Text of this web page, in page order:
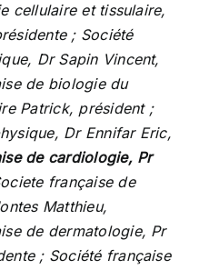
cellulaire et tissulaire,
; Société
Dr Sapin Vincent,
de biologie du
Patrick, président ;
Dr Ennifar Eric,
de cardiologie, Pr
française de
Matthieu,
de dermatologie, Pr
; Société française